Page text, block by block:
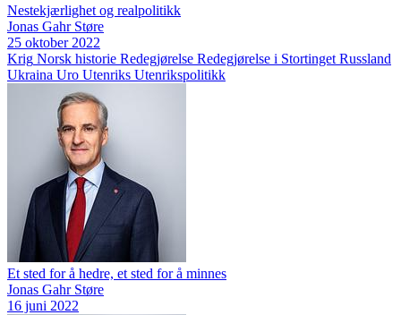
Nestekjærlighet og realpolitikk
Jonas Gahr Støre
25 oktober 2022
Krig Norsk historie Redegjørelse Redegjørelse i Stortinget Russland
Ukraina Uro Utenriks Utenrikspolitikk
Et sted for å hedre, et sted for å minnes
Jonas Gahr Støre
16 juni 2022